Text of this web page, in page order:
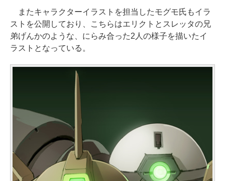
またキャラクターイラストを担当したモグモ氏もイラ
ストを公開しており、こちらはエリクトとスレッタの兄
弟げんかのような、にらみ合った2人の様子を描いたイ
ラストとなっている。